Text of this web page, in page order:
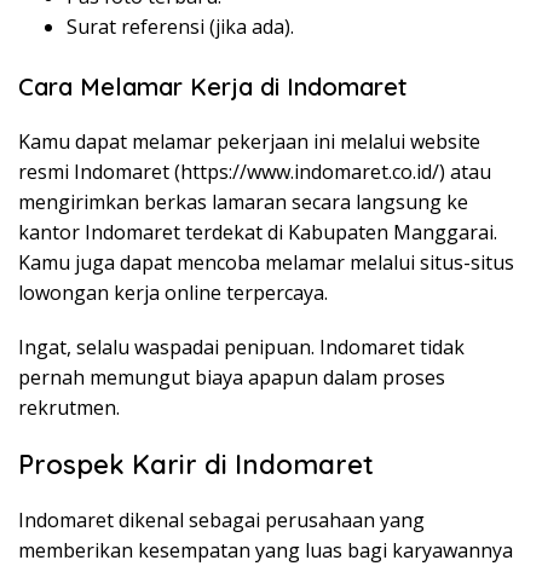
Surat referensi (jika ada).
Cara Melamar Kerja di Indomaret
Kamu dapat melamar pekerjaan ini melalui website
resmi Indomaret (https://www.indomaret.co.id/) atau
mengirimkan berkas lamaran secara langsung ke
kantor Indomaret terdekat di Kabupaten Manggarai.
Kamu juga dapat mencoba melamar melalui situs-situs
lowongan kerja online terpercaya.
Ingat, selalu waspadai penipuan. Indomaret tidak
pernah memungut biaya apapun dalam proses
rekrutmen.
Prospek Karir di Indomaret
Indomaret dikenal sebagai perusahaan yang
memberikan kesempatan yang luas bagi karyawannya